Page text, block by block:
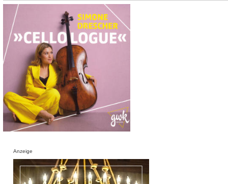
Anzeige